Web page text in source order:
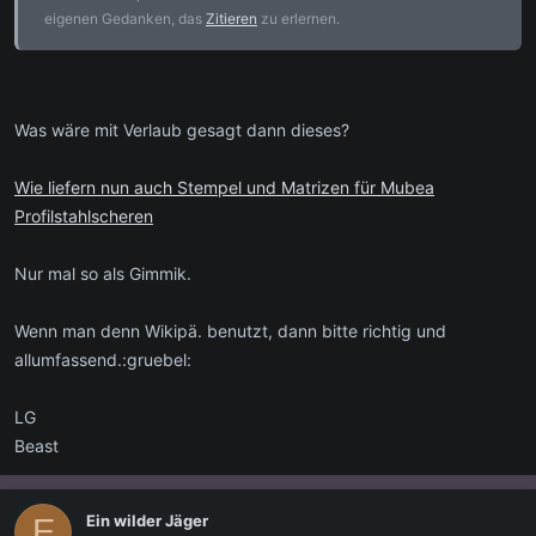
eigenen Gedanken, das Zitieren zu erlernen.
Was wäre mit Verlaub gesagt dann dieses?
Wie liefern nun auch Stempel und Matrizen für Mubea
Profilstahlscheren
Nur mal so als Gimmik.
Wenn man denn Wikipä. benutzt, dann bitte richtig und
allumfassend.:gruebel:
LG
Beast
Ein wilder Jäger